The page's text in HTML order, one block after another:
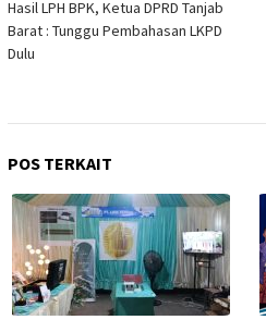
pos
Hasil LPH BPK, Ketua DPRD Tanjab
Barat : Tunggu Pembahasan LKPD
Dulu
POS TERKAIT